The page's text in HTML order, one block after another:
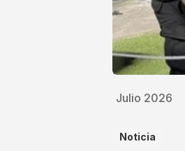
Julio 2026
Noticia